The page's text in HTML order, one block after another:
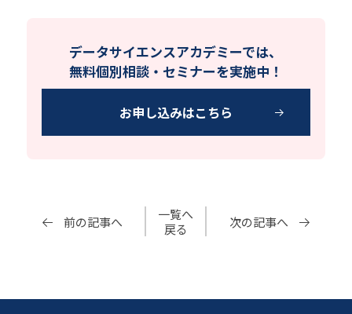
データサイエンスアカデミーでは、
無料個別相談・セミナーを実施中！
お申し込みはこちら
前の記事へ
一覧へ
戻る
次の記事へ